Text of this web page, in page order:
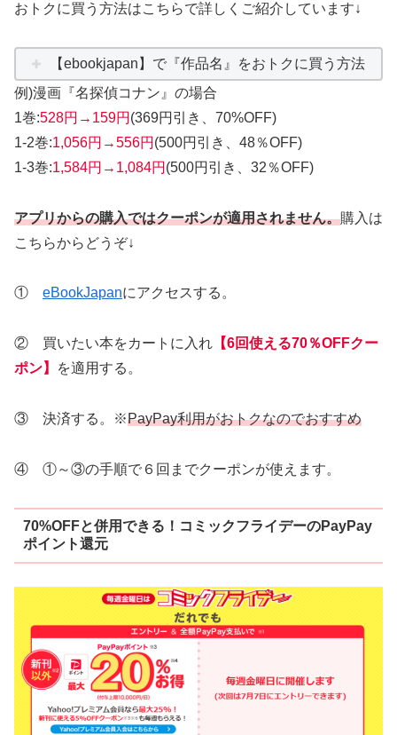
おトクに買う方法はこちらで詳しくご紹介しています↓
【ebookjapan】で『作品名』をおトクに買う方法
例)漫画『名探偵コナン』の場合
1巻:528円→159円 (369円引き、70%OFF)
1-2巻:1,056円→556円 (500円引き、48％OFF)
1-3巻:1,584円→1,084円 (500円引き、32％OFF)
アプリからの購入ではクーポンが適用されません。購入は
こちらからどうぞ↓
① eBookJapanにアクセスする。
② 買いたい本をカートに入れ 【6回使える70％OFFクー
ポン】
を適用する。
③ 決済する。※PayPay利用がおトクなのでおすすめ
④ ①～③の手順で６回までクーポンが使えます。
70%OFFと併用できる！コミックフライデーのPayPay
ポイント還元